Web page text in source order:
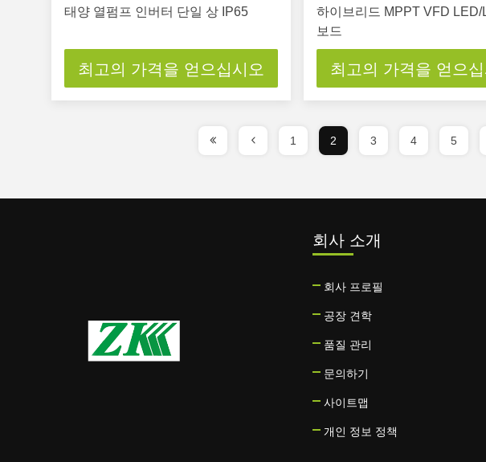
태양 열펌프 인버터 단일 상 IP65
최고의 가격을 얻으십시오
하이브리드 MPPT VFD LED/
보드
최고의 가격을 얻으십
1 2 3 4 5
회사 소개
회사 프로필
공장 견학
품질 관리
문의하기
사이트맵
개인 정보 정책